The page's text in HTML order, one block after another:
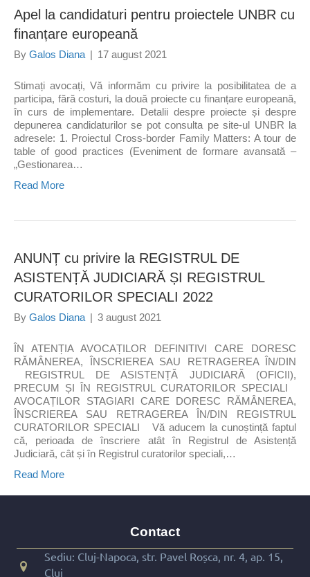
Apel la candidaturi pentru proiectele UNBR cu
finanțare europeană
By Galos Diana | 17 august 2021
Stimați avocați, Vă informăm cu privire la posibilitatea de a
participa, fără costuri, la două proiecte cu finanțare europeană,
în curs de implementare. Detalii despre proiecte și despre
depunerea candidaturilor se pot consulta pe site-ul UNBR la
adresele: 1. Proiectul Cross-border Family Matters: A tour de
table of good practices (Eveniment de formare avansată –
„Gestionarea…
Read More
ANUNȚ cu privire la REGISTRUL DE
ASISTENȚĂ JUDICIARĂ ȘI REGISTRUL
CURATORILOR SPECIALI 2022
By Galos Diana | 3 august 2021
ÎN ATENȚIA AVOCAȚILOR DEFINITIVI CARE DORESC
RĂMÂNEREA, ÎNSCRIEREA SAU RETRAGEREA ÎN/DIN
REGISTRUL DE ASISTENȚĂ JUDICIARĂ (OFICII),
PRECUM ȘI ÎN REGISTRUL CURATORILOR SPECIALI
AVOCAȚILOR STAGIARI CARE DORESC RĂMÂNEREA,
ÎNSCRIEREA SAU RETRAGEREA ÎN/DIN REGISTRUL
CURATORILOR SPECIALI Vă aducem la cunoștință faptul
că, perioada de înscriere atât în Registrul de Asistență
Judiciară, cât și în Registrul curatorilor speciali,…
Read More
Contact
Sediu: Cluj-Napoca, str. Pavel Roșca, nr. 4, ap. 15,
Cluj